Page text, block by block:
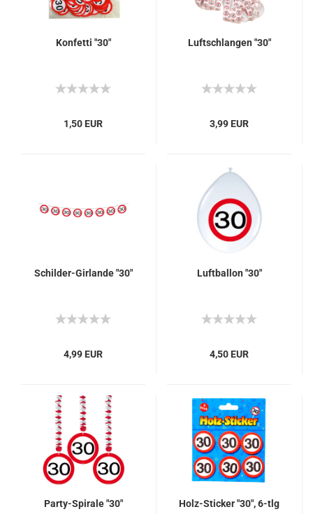
Konfetti "30"
1,50 EUR
Luftschlangen "30"
3,99 EUR
Schilder-Girlande "30"
4,99 EUR
Luftballon "30"
4,50 EUR
Party-Spirale "30" Holz-Sticker "30", 6-tlg